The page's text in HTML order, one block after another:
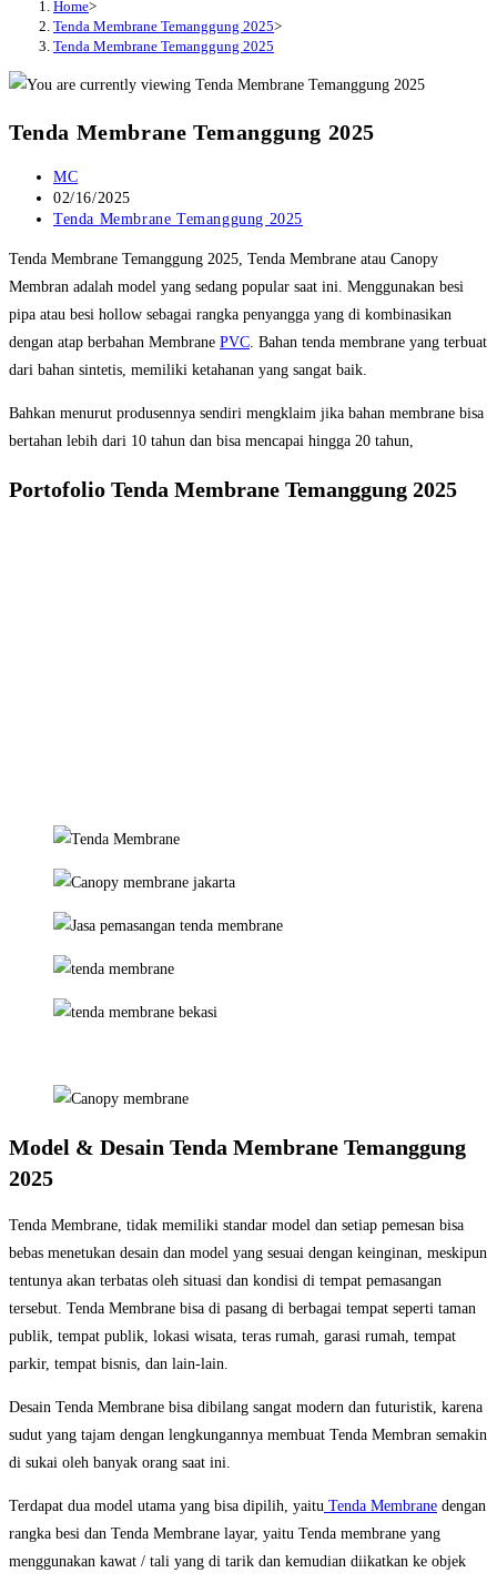
Home>
Tenda Membrane Temanggung 2025>
Tenda Membrane Temanggung 2025
Tenda Membrane Temanggung 2025
Post
author:
MC
Post
published:
02/16/2025
Post
Tenda Membrane Temanggung 2025
Tenda Membrane Temanggung 2025, Tenda Membrane atau Canopy
Membran adalah model yang sedang popular saat ini. Menggunakan besi
pipa atau besi hollow sebagai rangka penyangga yang di kombinasikan
dengan atap berbahan Membrane PVC. Bahan tenda membrane yang terbuat
dari bahan sintetis, memiliki ketahanan yang sangat baik.
Bahkan menurut produsennya sendiri mengklaim jika bahan membrane bisa
bertahan lebih dari 10 tahun dan bisa mencapai hingga 20 tahun,
Portofolio Tenda Membrane Temanggung 2025
Model & Desain Tenda Membrane Temanggung
2025
Tenda Membrane, tidak memiliki standar model dan setiap pemesan bisa
bebas menetukan desain dan model yang sesuai dengan keinginan, meskipun
tentunya akan terbatas oleh situasi dan kondisi di tempat pemasangan
tersebut. Tenda Membrane bisa di pasang di berbagai tempat seperti taman
publik, tempat publik, lokasi wisata, teras rumah, garasi rumah, tempat
parkir, tempat bisnis, dan lain-lain.
Desain Tenda Membrane bisa dibilang sangat modern dan futuristik, karena
sudut yang tajam dengan lengkungannya membuat Tenda Membran semakin
di sukai oleh banyak orang saat ini.
Terdapat dua model utama yang bisa dipilih, yaitu Tenda Membrane dengan
rangka besi dan Tenda Membrane layar, yaitu Tenda membrane yang
menggunakan kawat / tali yang di tarik dan kemudian diikatkan ke objek